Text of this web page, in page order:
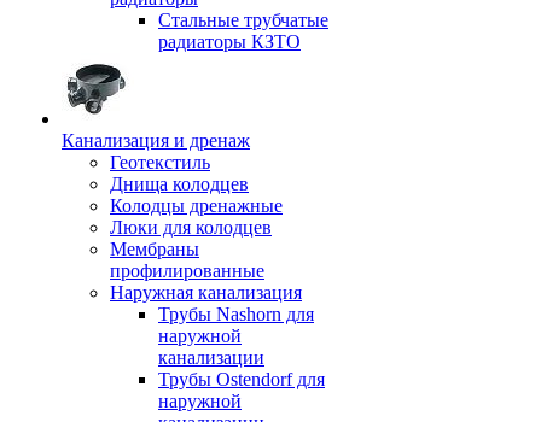
Стальные трубчатые
радиаторы КЗТО
Канализация и дренаж
Геотекстиль
Днища колодцев
Колодцы дренажные
Люки для колодцев
Мембраны
профилированные
Наружная канализация
Трубы Nashorn для
наружной
канализации
Трубы Ostendorf для
наружной